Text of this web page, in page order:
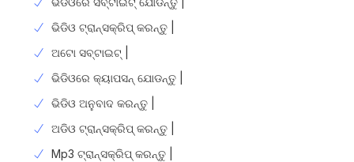
ଭିଡିଓ ଟ୍ରାନ୍ସକ୍ରିପ୍ କରନ୍ତୁ |
ଅଟୋ ସବ୍ଟାଇଟ୍ |
ଭିଡିଓରେ କ୍ୟାପସନ୍ ଯୋଡନ୍ତୁ |
ଭିଡିଓ ଅନୁବାଦ କରନ୍ତୁ |
ଅଡିଓ ଟ୍ରାନ୍ସକ୍ରିପ୍ କରନ୍ତୁ |
Mp3 ଟ୍ରାନ୍ସକ୍ରିପ୍ କରନ୍ତୁ |